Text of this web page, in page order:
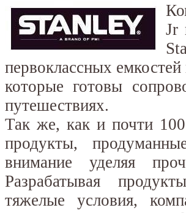
Jr
первоклассных
которые готовы
путешествиях.
Так же, как и почти
продукты,
внимание уделяя
Разрабатывая
тяжелые условия,